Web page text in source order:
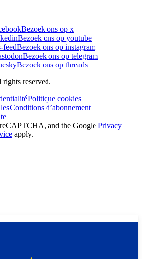
Bezoek ons op x
Bezoek ons op youtube
feedBezoek ons op instagram
Bezoek ons op telegram
Bezoek ons op threads
reserved.
Politique cookies
Conditions d’abonnement
and the Google Privacy
apply.